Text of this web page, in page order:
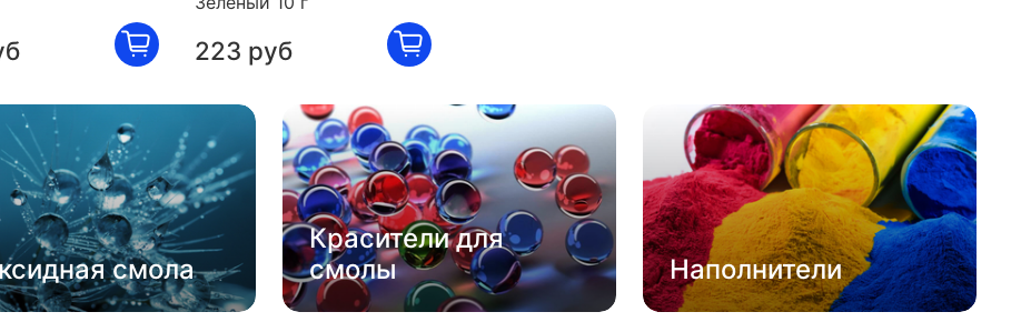
223 руб
смола
Красители для
смолы
Наполнители